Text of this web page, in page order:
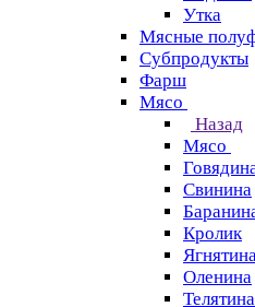
Утка
Мясные
Субпродукты
Фарш
Мясо
Назад
Мясо
Свинина
Кролик
Оленина
Телятина